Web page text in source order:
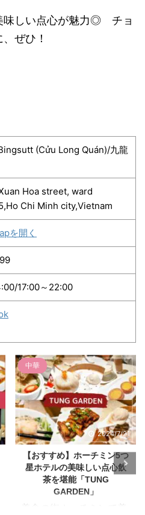
味しい点心が魅力◎ チョ
ぜひ！
(Cửu Long Quán)/九龍
Hoa street, ward
Chi Minh city,Vietnam
を開く
17:00～22:00
Binh Duong(ビンズオン)・Dong
中華
2024/4/19
【ビンズン新都市】日式中
華＆点心レストラン「萬福
酒家（Banpuku Shuka）」
本記事では、ベトナム南